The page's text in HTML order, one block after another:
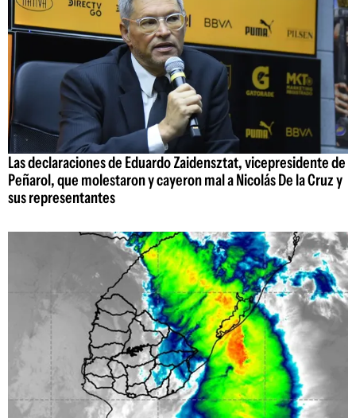
Las declaraciones de Eduardo Zaidensztat, vicepresidente de
Peñarol, que molestaron y cayeron mal a Nicolás De la Cruz y
sus representantes